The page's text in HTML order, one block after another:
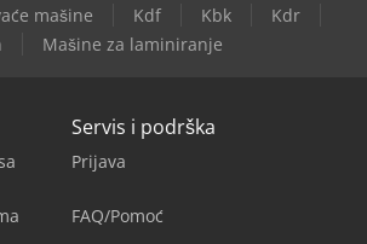
mašine Kdf Kbk
Kdr
Mašine za laminiranje
Servis i podrška
Prijava
FAQ/Pomoć